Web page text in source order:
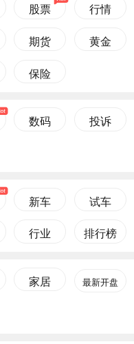
股票 行情
期货 黄金
保险
数码 投诉
新车 试车
行业 排行榜
家居 最新开盘